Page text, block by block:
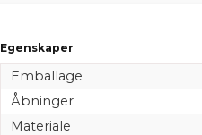
Egenskaper
Emballage
Åbninger
Materiale